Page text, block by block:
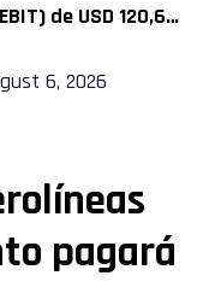
de USD 120,6…
6, 2026
pagará